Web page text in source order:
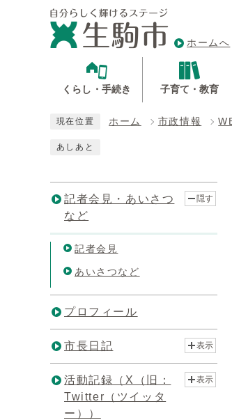
ホームへ
くらし・手続き 子育て・教育
現在位置 ホーム 市政情報
あしあと
記者会見・あいさつ
など
隠す
記者会見
あいさつなど
プロフィール
市長日記 表示
活動記録（X（旧：
Twitter（ツイッタ
ー））
表示